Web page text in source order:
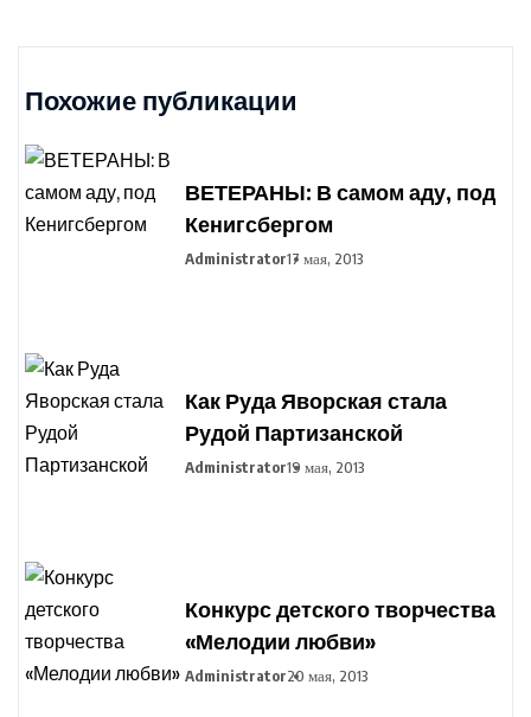
Похожие публикации
ВЕТЕРАНЫ: В самом аду, под
Кенигсбергом
Administrator17 мая, 2013
Как Руда Яворская стала
Рудой Партизанской
Administrator19 мая, 2013
Конкурс детского творчества
«Мелодии любви»
Administrator20 мая, 2013